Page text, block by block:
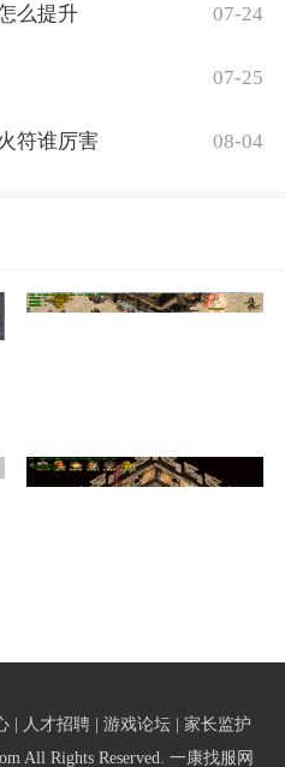
么提升 07-24
07-25
符谁厉害 08-04
| 人才招聘 | 游戏论坛 | 家长监护
All Rights Reserved. 一康找服网